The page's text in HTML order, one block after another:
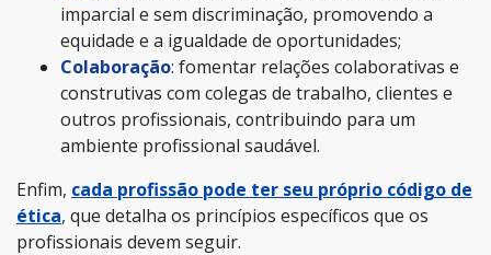
imparcial e sem discriminação, promovendo a
equidade e a igualdade de oportunidades;
Colaboração: fomentar relações colaborativas e
construtivas com colegas de trabalho, clientes e
outros profissionais, contribuindo para um
ambiente profissional saudável.
Enfim, cada profissão pode ter seu próprio código de
ética, que detalha os princípios específicos que os
profissionais devem seguir.